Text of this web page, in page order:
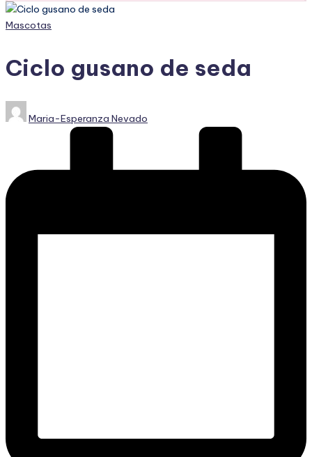
Publicado
Mascotas
Ciclo gusano de seda
Publicado
por
Maria-Esperanza Nevado